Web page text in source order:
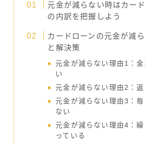
元金が減らない時はカー
の内訳を把握しよう
カードローンの元金が減
と解決策
元金が減らない理由1：
い
元金が減らない理由2：
元金が減らない理由3：
ない
元金が減らない理由4：
っている